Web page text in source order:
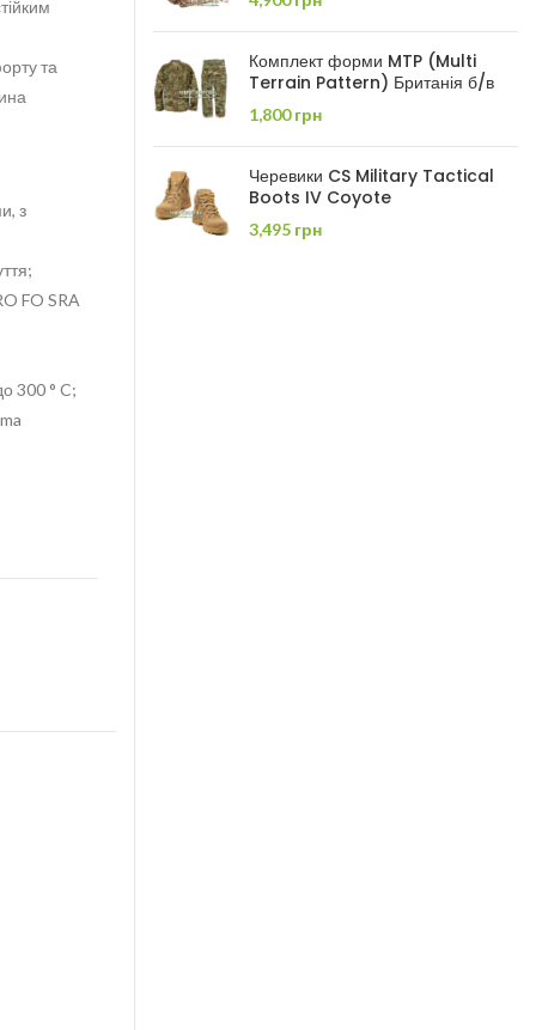
та
з
FO SRA
300 ° C;
Комплект форми MTP (Multi
Terrain Pattern) Британія б/в
1,800грн
Черевики CS Military Tactical
Boots IV Coyote
3,495 грн